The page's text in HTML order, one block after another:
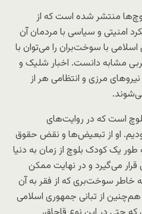
منتشر شده است که از
امنیتی و سیاسی با مردمان آن
با سوخت‌بران را می‌توان با
مشابه دانست. اخبار شلیک و
مرزی و انتظامی هر از
است که در روایت‌های
او از تبعیض‌ها و نقض حقوق
یک کودک بلوچ از زمان به دنیا
می‌گیرد و در نهایت ممکن
خاطر سوخت‌بری که از فقر به آن
از تبانی جمهوری اسلامی